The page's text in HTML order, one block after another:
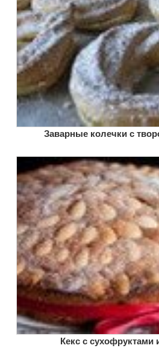
Заварные колечки с
Кекс с сухофруктами